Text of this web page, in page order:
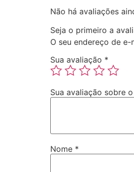
Não há avaliações
Seja o primeiro a
O seu endereço de
Sua avaliação *
Sua avaliação sobre
Nome *